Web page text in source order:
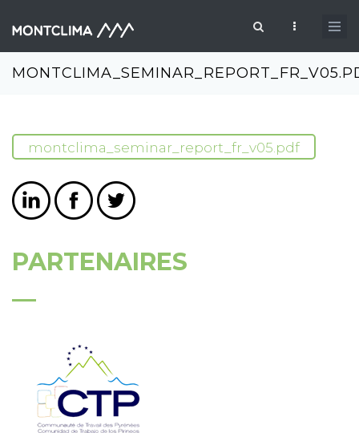
Formulaire de recherche
montclima_seminar_report_fr_v05.pdf
PARTENAIRES